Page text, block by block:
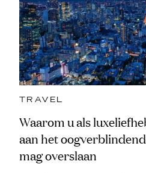
TRAVEL
Waarom u als
aan het
mag overslaan